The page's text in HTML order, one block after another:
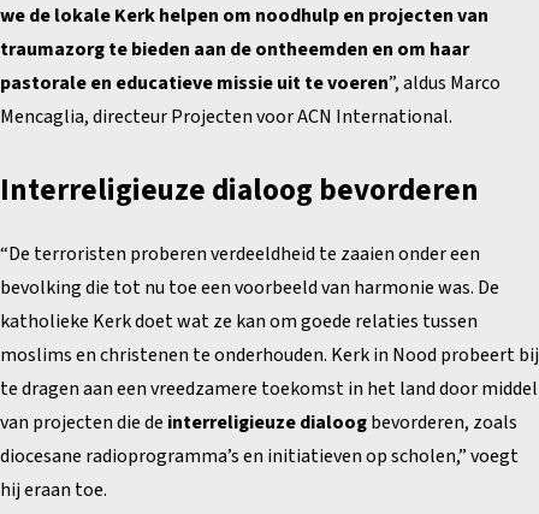
we de lokale Kerk helpen om noodhulp en projecten van
traumazorg te bieden aan de ontheemden en om haar
pastorale en educatieve missie uit te voeren”, aldus Marco
Mencaglia, directeur Projecten voor ACN International.
Interreligieuze dialoog bevorderen
“De terroristen proberen verdeeldheid te zaaien onder een
bevolking die tot nu toe een voorbeeld van harmonie was. De
katholieke Kerk doet wat ze kan om goede relaties tussen
moslims en christenen te onderhouden. Kerk in Nood probeert bij
te dragen aan een vreedzamere toekomst in het land door middel
van projecten die de interreligieuze dialoogbevorderen, zoals
diocesane radioprogramma’s en initiatieven op scholen,” voegt
hij eraan toe.